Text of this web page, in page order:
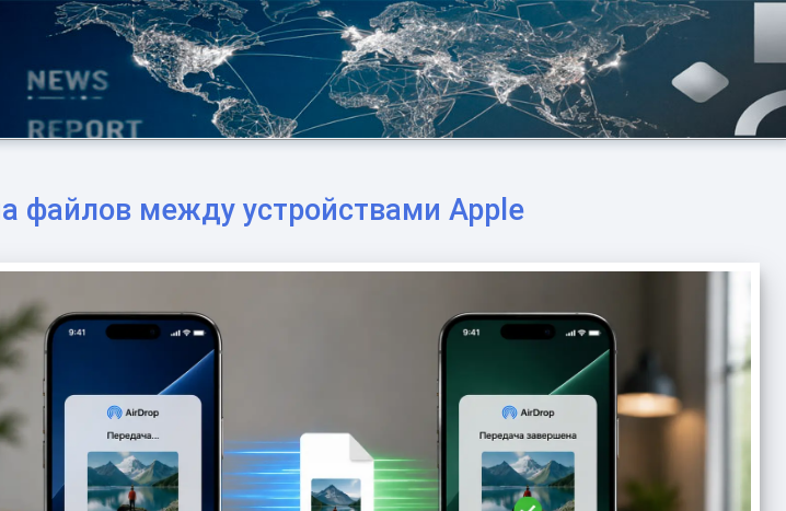
файлов между устройствами Apple